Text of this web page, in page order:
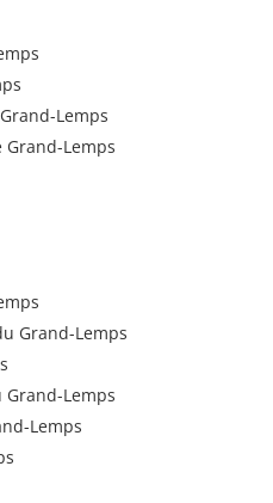
Lemps
Grand-Lemps
Grand-Lemps
Lemps
Lemps